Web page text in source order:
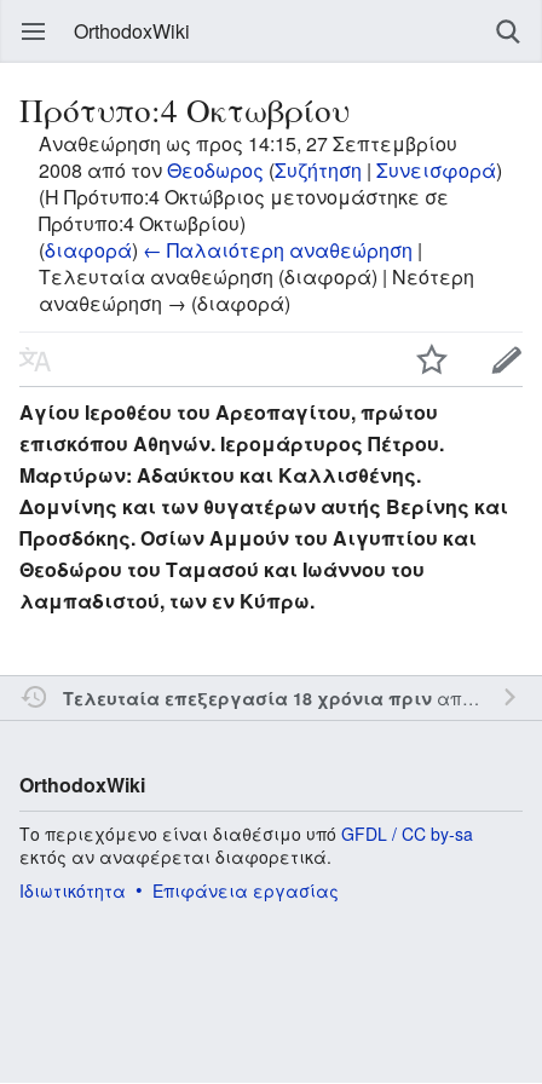
OrthodoxWiki
Πρότυπο:4 Οκτωβρίου
Αναθεώρηση ως προς 14:15, 27 Σεπτεμβρίου
2008 από τονΘεοδωρος (Συζήτηση | Συνεισφορά)
(Η Πρότυπο:4 Οκτώβριος μετονομάστηκε σε
Πρότυπο:4 Οκτωβρίου)
(διαφορά) ← Παλαιότερη αναθεώρηση |
Τελευταία αναθεώρηση (διαφορά) | Νεότερη
αναθεώρηση → (διαφορά)
Αγίου Ιεροθέου του Αρεοπαγίτου, πρώτου
επισκόπου Αθηνών. Ιερομάρτυρος Πέτρου.
Μαρτύρων: Αδαύκτου και Καλλισθένης.
Δομνίνης και των θυγατέρων αυτής Βερίνης και
Προσδόκης. Οσίων Αμμούν του Αιγυπτίου και
Θεοδώρου του Ταμασού και Ιωάννου του
λαμπαδιστού, των εν Κύπρω.
Τελευταία επεξεργασία 18 χρόνια πριναπό τον την
OrthodoxWiki
Το περιεχόμενο είναι διαθέσιμο υπό GFDL / CC by-sa
εκτός αν αναφέρεται διαφορετικά.
Ιδιωτικότητα
Επιφάνεια εργασίας